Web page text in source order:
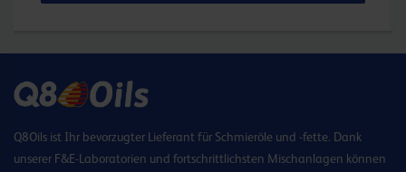
Q8Oils ist Ihr bevorzugter Lieferant für Schmieröle und -fette. Dank
unserer F&E-Laboratorien und fortschrittlichsten Mischanlagen können